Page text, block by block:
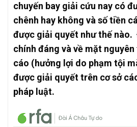
chuyến bay giải cứu nay có
chênh hay không và số tiền
được giải quyết như thế nào.
chính đáng và về mặt
cáo (hưởng lợi do phạm tội
được giải quyết trên cơ sở
pháp luật.